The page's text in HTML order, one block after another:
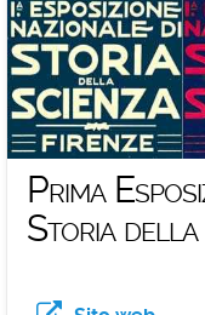
Prima
Storia della